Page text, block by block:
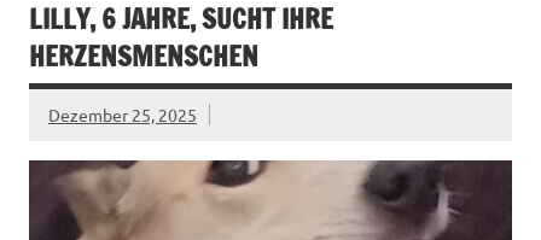
LILLY, 6 JAHRE, SUCHT IHRE
HERZENSMENSCHEN
Dezember 25, 2025